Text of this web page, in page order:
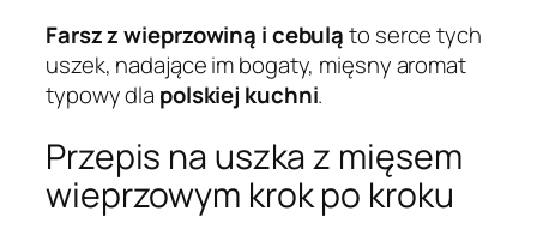
Farsz z wieprzowiną i cebuląto serce tych
uszek, nadające im bogaty, mięsny aromat
typowy dla polskiej kuchni.
Przepis na uszka z mięsem
wieprzowym krok po kroku